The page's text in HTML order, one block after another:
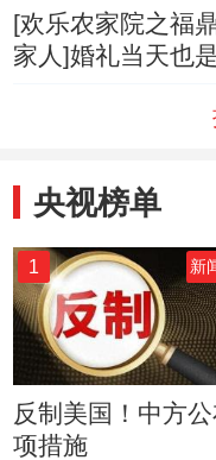
[欢乐农家院之福
家人]婚礼当天也是
央视榜单
1 新
反制美国！中方
项措施